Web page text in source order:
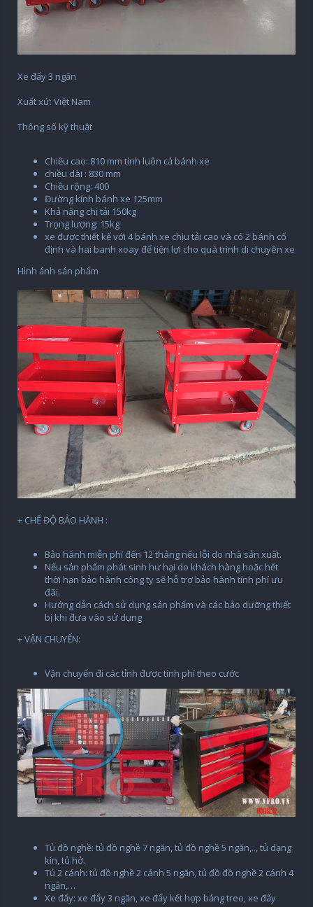
Xe đẩy 3 ngăn
Xuất xứ: Việt Nam
Thông số kỹ thuật
Chiều cao: 810 mm tính luôn cả bánh xe
chiều dài : 830 mm
Chiều rộng: 400
Đường kính bánh xe 125mm
Khả nặng chị tải 150kg
Trọng lượng: 15kg
xe được thiết kế với 4 bánh xe chịu tải cao và có 2 bánh cố
định và hai banh xoay để tiện lợi cho quá trình di chuyên xe
Hình ảnh sản phẩm
+ CHẾ ĐỘ BẢO HÀNH :
Bảo hành miễn phí đến 12 tháng nếu lỗi do nhà sản xuất.
Nếu sản phẩm phát sinh hư hại do khách hàng hoặc hết
thời hạn bảo hành công ty sẽ hỗ trợ bảo hành tính phí ưu
đãi.
Hướng dẫn cách sử dụng sản phẩm và các bảo dưỡng thiết
bị khi đưa vào sử dụng
+ VẬN CHUYỂN:
Vận chuyển đi các tỉnh được tính phí theo cước
Tủ đồ nghề: tủ đồ nghề 7 ngăn, tủ đồ nghề 5 ngăn,.., tủ dạng
kín, tủ hở.
Tủ 2 cánh: tủ đồ nghề 2 cánh 5 ngăn, tủ đồ đồ nghề 2 cánh 4
ngăn,…
Xe đẩy: xe đẩy 3 ngăn, xe đẩy kết hợp bảng treo, xe đẩy